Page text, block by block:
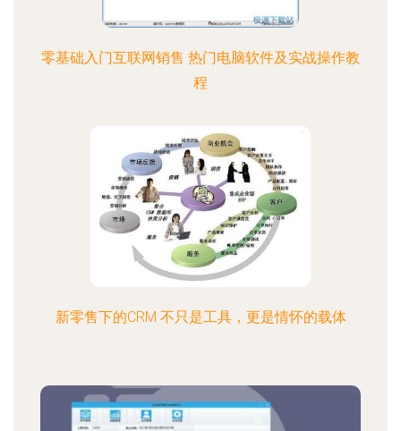
零基础入门互联网销售 热门电脑软件及实战操作教
程
新零售下的CRM 不只是工具，更是情怀的载体